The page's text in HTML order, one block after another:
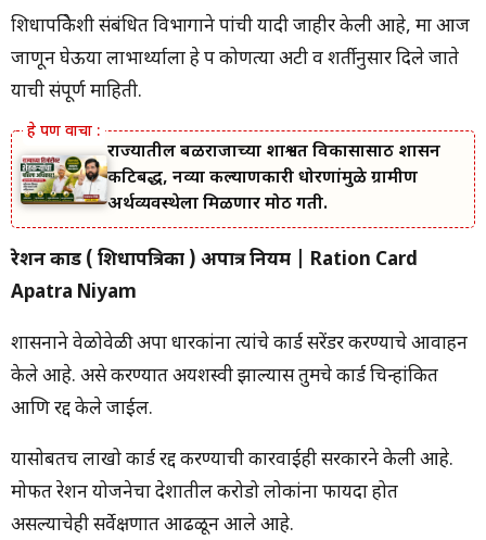
शिधापत्रिकेशी संबंधित विभागाने पत्रांची यादी जाहीर केली आहे, मात्र आज
जाणून घेऊया लाभार्थ्याला हे पत्र कोणत्या अटी व शर्तीनुसार दिले जाते
याची संपूर्ण माहिती.
राज्यातील बळीराजाच्या शाश्वत विकासासाठी शासन
कटिबद्ध, नव्या कल्याणकारी धोरणांमुळे ग्रामीण
अर्थव्यवस्थेला मिळणार मोठी गती.
रेशन कार्ड ( शिधापत्रिका ) अपात्र नियम | Ration Card
Apatra Niyam
शासनाने वेळोवेळी अपात्र धारकांना त्यांचे कार्ड सरेंडर करण्याचे आवाहन
केले आहे. असे करण्यात अयशस्वी झाल्यास तुमचे कार्ड चिन्हांकित
आणि रद्द केले जाईल.
यासोबतच लाखो कार्ड रद्द करण्याची कारवाईही सरकारने केली आहे.
मोफत रेशन योजनेचा देशातील करोडो लोकांना फायदा होत
असल्याचेही सर्वेक्षणात आढळून आले आहे.